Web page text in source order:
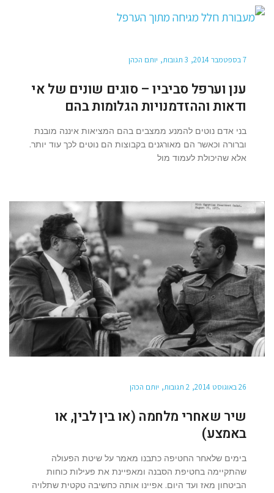
7 בספטמבר 2014 3 תגובות יותם הכהן
ענן וערפל סביביו – סוגים שונים של אי
ודאות וההזדמנויות הגלומות בהם
בני אדם נוטים להמנע ממצבים בהם המציאות איננה מובנת
וברורה וכאשר הם מאורגנים בקבוצות הם נוטים לכך עוד יותר.
אלא שהיכולת לעמוד מול
26 באוגוסט 2014 2 תגובות יותם הכהן
שיר שאחרי מלחמה (או בין לבין, או
באמצע)
בימים שלאחר החטיפה כתבנו מאמר על שיטת הפעולה
שהתקיימה בחטיפת הסבנה ומאפיינת את פעילות כוחות
הביטחון מאז ועד היום. אפיינו אותה כחשיבה טקטית שתלויה